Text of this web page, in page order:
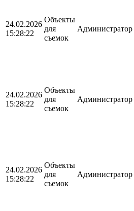
24.02.2026
15:28:22
Объекты
для
съемок
Администратор
24.02.2026
15:28:22
Объекты
для
съемок
Администратор
24.02.2026
15:28:22
Объекты
для
съемок
Администратор